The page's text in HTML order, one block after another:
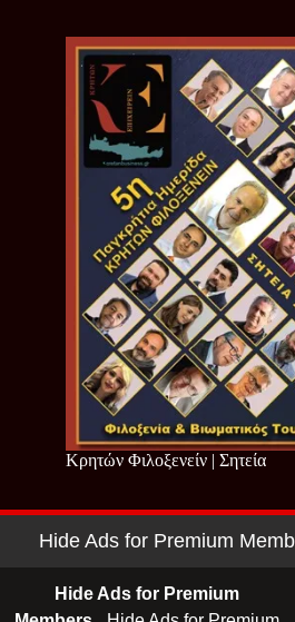
Κρητών Φιλοξενείν | Σητεία
Copyright © 2026 - Cretan Business |
Hide Ads for Premium
Hide Ads for Premium